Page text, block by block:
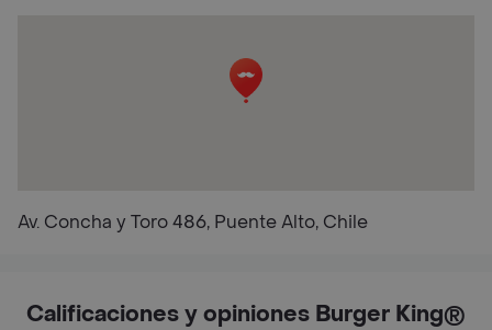
Av. Concha y Toro 486, Puente Alto, Chile
Calificaciones y opiniones Burger King®